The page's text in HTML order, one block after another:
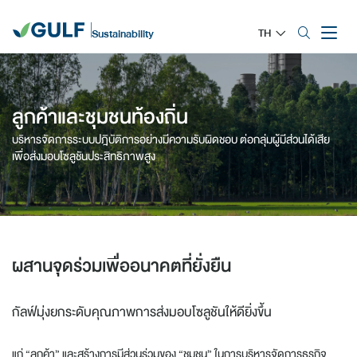
Sustainability TH
ลูกค้าและชุมชนท้องถิ่น
บริหารจัดการระบบปฎิบัติการอย่างมีความรับผิดชอบต่อกลุ่มผู้มีส่วนได้เสีย
เพื่อส่งมอบโซลูชันประสิทธิภาพสูง
ผสานจุดร่วมเพื่ออนาคตที่ยั่งยืน
กัลฟ์มุ่งยกระดับคุณภาพการส่งมอบโซลูชันให้ดียิ่งขึ้น